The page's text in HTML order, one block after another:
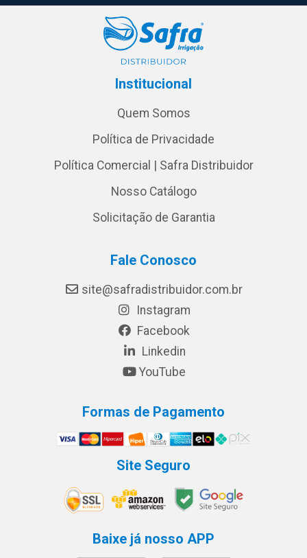
Institucional
Quem Somos
Política de Privacidade
Política Comercial | Safra Distribuidor
Nosso Catálogo
Solicitação de Garantia
Fale Conosco
site@safradistribuidor.com.br
Instagram
Facebook
Linkedin
YouTube
Formas de Pagamento
Site Seguro
Baixe já nosso APP